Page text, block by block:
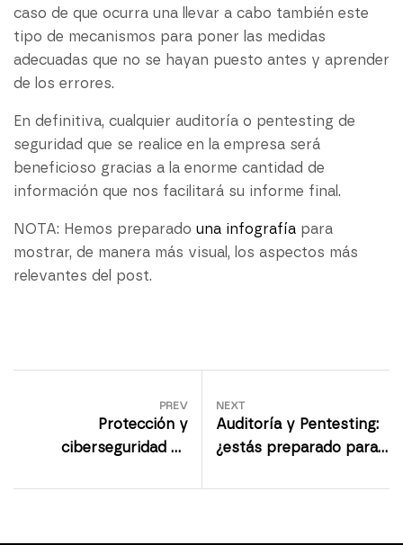
caso de que ocurra una llevar a cabo también este
tipo de mecanismos para poner las medidas
adecuadas que no se hayan puesto antes y aprender
de los errores.
En definitiva, cualquier auditoría o pentesting de
seguridad que se realice en la empresa será
beneficioso gracias a la enorme cantidad de
información que nos facilitará su informe final.
NOTA: Hemos preparado una infografía para
mostrar, de manera más visual, los aspectos más
relevantes del post.
PREV
Protección y
ciberseguridad de
NEXT
Auditoría y Pentesting:
¿estás preparado para